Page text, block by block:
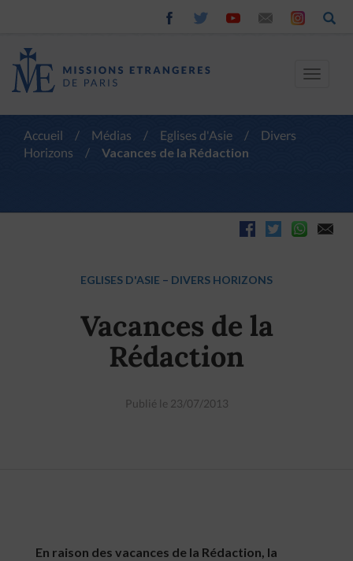
Toggle
Accueil / Médias / Eglises d'Asie /
Divers
Horizons
/ Vacances de la Rédaction
EGLISES D'ASIE – DIVERS HORIZONS
Vacances de la
Rédaction
Publié le 23/07/2013
En raison des vacances de la Rédaction, la